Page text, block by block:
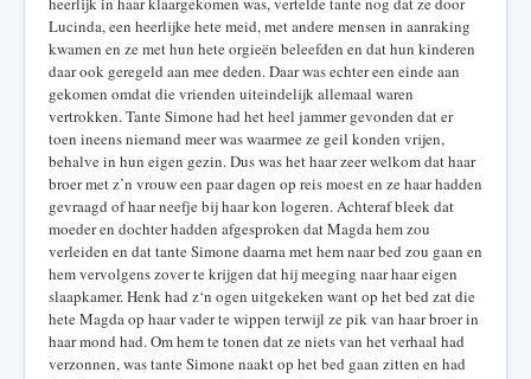
Lucinda, een heerlijke hete meid, met andere mensen in aanraking
kwamen en ze met hun hete orgieën beleefden en dat hun kinderen
daar ook geregeld aan mee deden. Daar was echter een einde aan
gekomen omdat die vrienden uiteindelijk allemaal waren
vertrokken. Tante Simone had het heel jammer gevonden dat er
toen ineens niemand meer was waarmee ze geil konden vrijen,
behalve in hun eigen gezin. Dus was het haar zeer welkom dat haar
broer met z’n vrouw een paar dagen op reis moest en ze haar hadden
gevraagd of haar neefje bij haar kon logeren. Achteraf bleek dat
moeder en dochter hadden afgesproken dat Magda hem zou
verleiden en dat tante Simone daarna met hem naar bed zou gaan en
hem vervolgens zover te krijgen dat hij meeging naar haar eigen
slaapkamer. Henk had z‘n ogen uitgekeken want op het bed zat die
hete Magda op haar vader te wippen terwijl ze pik van haar broer in
haar mond had. Om hem te tonen dat ze niets van het verhaal had
verzonnen, was tante Simone naakt op het bed gaan zitten en had